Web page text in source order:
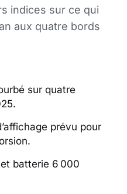
indices sur ce qui
aux quatre bords
sur quatre
prévu pour
batterie 6 000